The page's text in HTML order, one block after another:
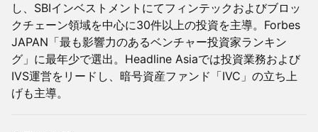
し、SBIインベストメントにてフィンテックおよびブロッ
クチェーン領域を中心に30件以上の投資を主導。Forbes
JAPAN「最も影響力のあるベンチャー投資家ランキン
グ」に最年少で選出。Headline Asiaでは投資業務および
IVS運営をリードし、暗号資産ファンド「IVC」の立ち上
げも主導。